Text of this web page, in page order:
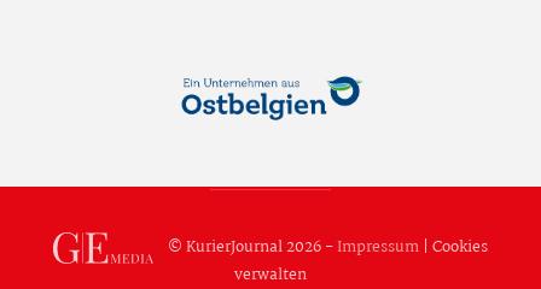
© KurierJournal 2026 -Impressum| Cookies
verwalten